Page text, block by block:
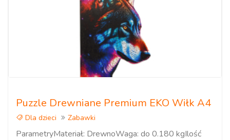
Puzzle Drewniane Premium EKO Wiłk A4
Dla dzieci Zabawki
ParametryMateriał: DrewnoWaga: do 0.180 kgIlość